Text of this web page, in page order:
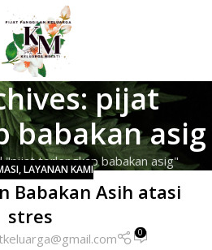
pijat
babakan asig
terlengkap babakan asig"
,LAYANAN KAMI
Babakan Asih atasi
stres
0